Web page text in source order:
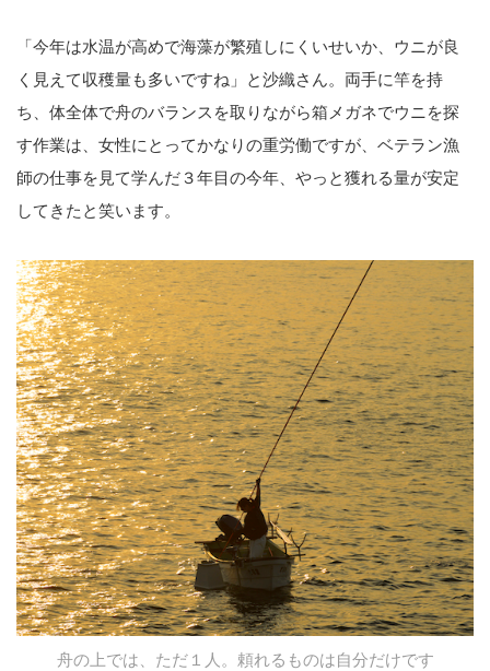
「今年は水温が高めで海藻が繁殖しにくいせいか、ウニが良
く見えて収穫量も多いですね」と沙織さん。両手に竿を持
ち、体全体で舟のバランスを取りながら箱メガネでウニを探
す作業は、女性にとってかなりの重労働ですが、ベテラン漁
師の仕事を見て学んだ３年目の今年、やっと獲れる量が安定
してきたと笑います。
舟の上では、ただ１人。頼れるものは自分だけです